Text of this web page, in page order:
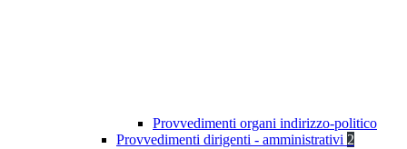
Provvedimenti organi indirizzo-politico
Provvedimenti dirigenti - amministrativi 2